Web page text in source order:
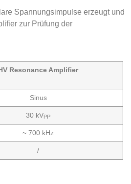
Spannungsimpulse erzeugt und
zur Prüfung der
Resonance Amplifier
Sinus
30 kVPP
~ 700 kHz
/